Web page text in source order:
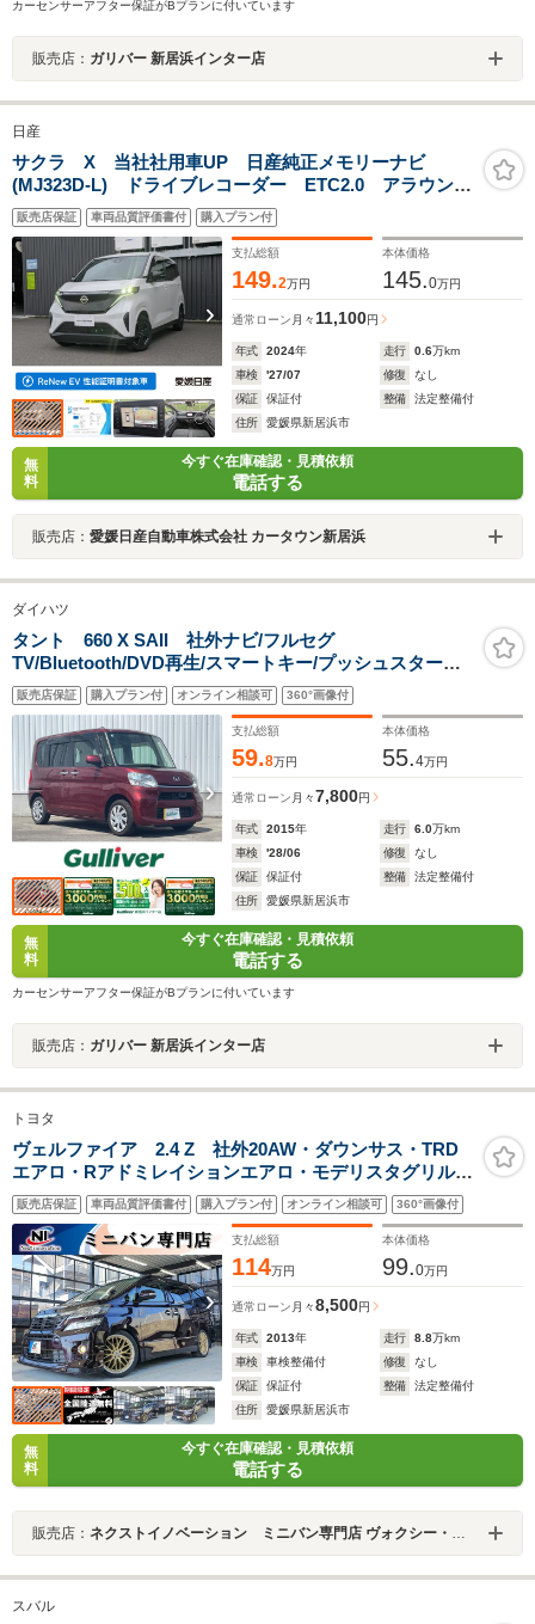
カーセンサーアフター保証がBプランに付いています
販売店： ガリバー 新居浜インター店
日産
サクラ X 当社社用車UP 日産純正メモリーナビ
(MJ323D-L) ドライブレコーダー ETC2.0 アラウンド
ビューモニター 衝突被害軽減ブレーキ 横滑り防止装
置 車線逸脱防止装置
販売店保証 車両品質評価書付 購入プラン付
支払総額
149.2万円
本体価格
145.0万円
通常ローン 月々11,100円
年式 2024年 走行 0.6万km
車検
'27/07 修復
なし
保証
保証付 整備
法定整備付
住所
愛媛県新居浜市
無
料
今すぐ在庫確認・見積依頼
電話する
販売店： 愛媛日産自動車株式会社 カータウン新居浜
ダイハツ
タント 660 X SAII 社外ナビ/フルセグ
TV/Bluetooth/DVD再生/スマートキー/プッシュスタート/
バックカメラ/左側パワースライドドア/スマートアシスト/
アイドリングストップ/サンシェード
販売店保証 購入プラン付 オンライン相談可 360°画像付
支払総額
59.8万円
本体価格
55.4万円
通常ローン 月々7,800円
年式 2015年 走行 6.0万km
車検
'28/06 修復
なし
保証
保証付 整備
法定整備付
住所
愛媛県新居浜市
無
料
今すぐ在庫確認・見積依頼
電話する
カーセンサーアフター保証がBプランに付いています
販売店： ガリバー 新居浜インター店
トヨタ
ヴェルファイア 2.4 Z 社外20AW・ダウンサス・TRD
エアロ・Rアドミレイションエアロ・モデリスタグリル・
Clarionナビ・フルセグTV・USB接続・バックカメラ・フ
リップダウンモニター・社外ハンドル・シフト&ルーフイ
ルミ・革調シートカバー
販売店保証 車両品質評価書付 購入プラン付 オンライン相談可 360°画像付
支払総額
114万円
本体価格
99.0万円
通常ローン 月々8,500円
年式 2013年 走行 8.8万km
車検
車検整備付 修復
なし
保証
保証付 整備
法定整備付
住所
愛媛県新居浜市
無
料
今すぐ在庫確認・見積依頼
電話する
販売店： ネクストイノベーション ミニバン専門店 ヴォクシー・ノア・アルファード・ヴェルファイア専門店
スバル